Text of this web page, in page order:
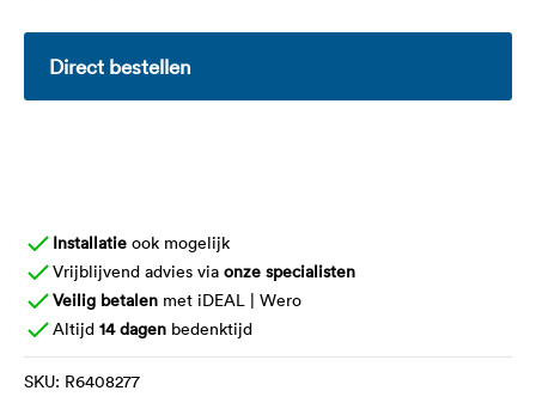
Direct bestellen
Installatie ook mogelijk
Vrijblijvend advies via onze specialisten
Veilig betalen met iDEAL | Wero
Altijd 14 dagen bedenktijd
SKU: R6408277